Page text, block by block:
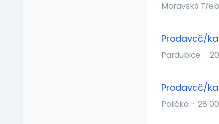
Moravská
Prodavač/
Pardubice ·
Prodavač/
Polička · 28